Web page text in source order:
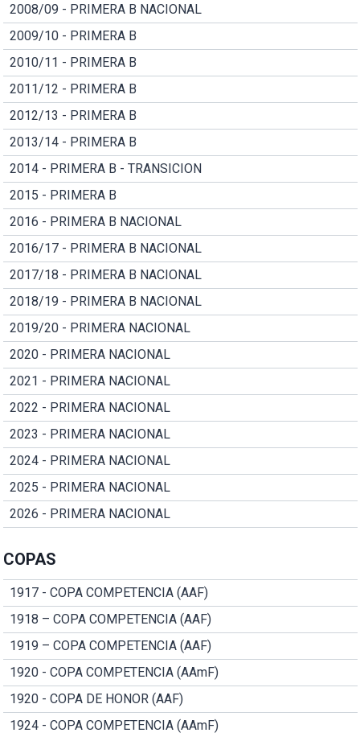
2008/09 - PRIMERA B NACIONAL
2009/10 - PRIMERA B
2010/11 - PRIMERA B
2011/12 - PRIMERA B
2012/13 - PRIMERA B
2013/14 - PRIMERA B
2014 - PRIMERA B - TRANSICION
2015 - PRIMERA B
2016 - PRIMERA B NACIONAL
2016/17 - PRIMERA B NACIONAL
2017/18 - PRIMERA B NACIONAL
2018/19 - PRIMERA B NACIONAL
2019/20 - PRIMERA NACIONAL
2020 - PRIMERA NACIONAL
2021 - PRIMERA NACIONAL
2022 - PRIMERA NACIONAL
2023 - PRIMERA NACIONAL
2024 - PRIMERA NACIONAL
2025 - PRIMERA NACIONAL
2026 - PRIMERA NACIONAL
COPAS
1917 - COPA COMPETENCIA (AAF)
1918 – COPA COMPETENCIA (AAF)
1919 – COPA COMPETENCIA (AAF)
1920 - COPA COMPETENCIA (AAmF)
1920 - COPA DE HONOR (AAF)
1924 - COPA COMPETENCIA (AAmF)